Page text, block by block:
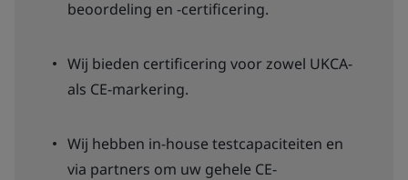
beoordeling en -certificering.
Wij bieden certificering voor zowel UKCA-
als CE-markering.
Wij hebben in-house testcapaciteiten en
via partners om uw gehele CE-